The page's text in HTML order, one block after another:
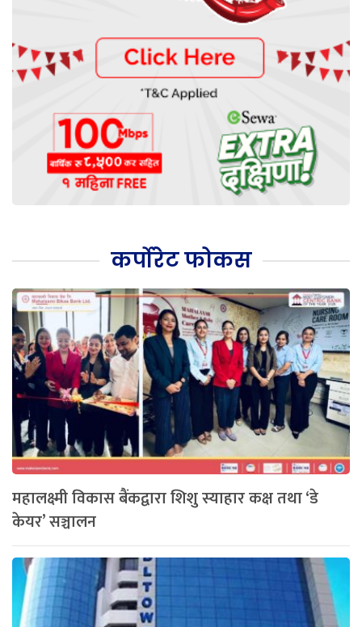
कर्पोरेट फोकस
महालक्ष्मी विकास बैंकद्वारा शिशु स्याहार कक्ष तथा ‘डे
केयर’ सञ्चालन